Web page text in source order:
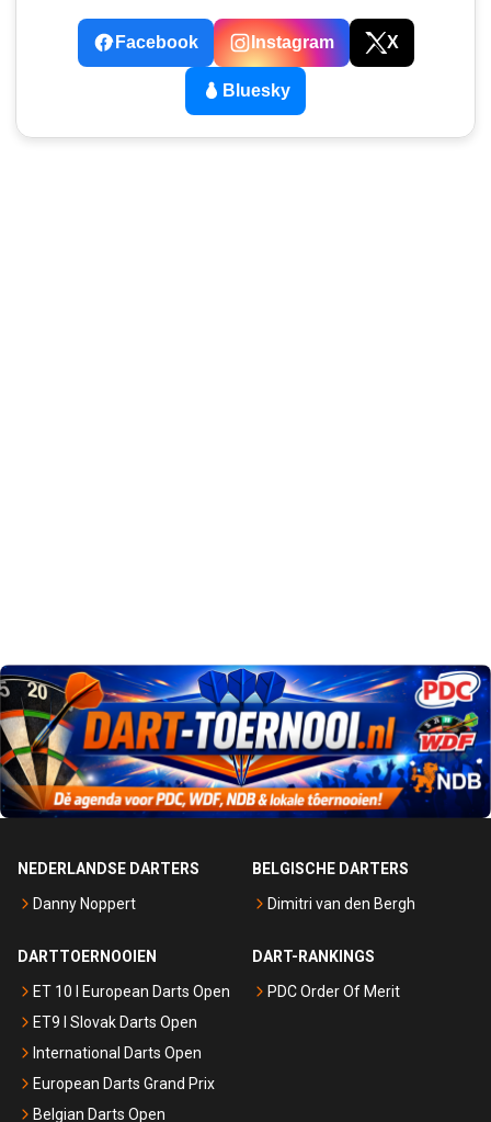
Facebook Instagram X
Bluesky
NEDERLANDSE DARTERS
Danny Noppert
BELGISCHE DARTERS
Dimitri van den Bergh
DARTTOERNOOIEN
ET 10 I European Darts Open
ET9 I Slovak Darts Open
International Darts Open
European Darts Grand Prix
Belgian Darts Open
DART-RANKINGS
PDC Order Of Merit